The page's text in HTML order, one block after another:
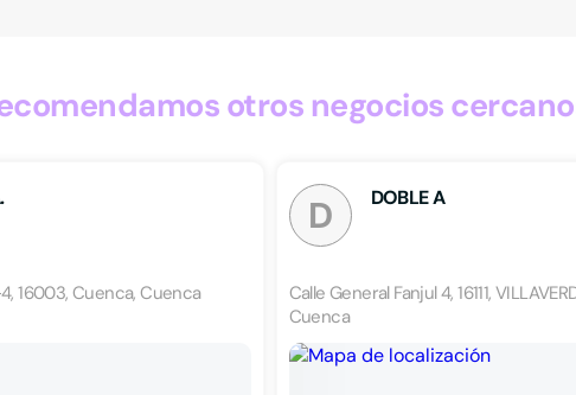
otros negocios
16003, Cuenca, Cuenca
D DOBLE A
Calle General Fanjul 4, 16111,
Cuenca